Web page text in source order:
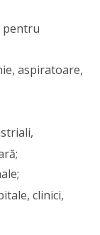
pentru
aspiratoare,
clinici,